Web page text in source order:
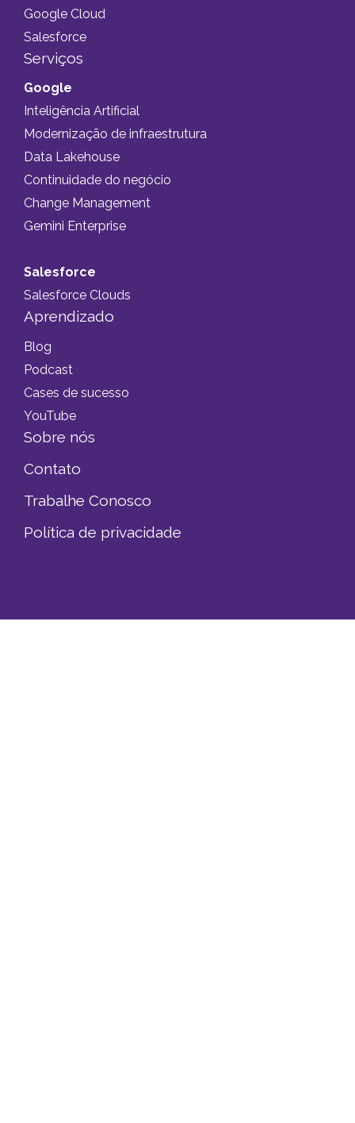
Google Cloud
Salesforce
Serviços
Google
Inteligência Artificial
Modernização de infraestrutura
Data Lakehouse
Continuidade do negócio
Change Management
Gemini Enterprise
Salesforce
Salesforce Clouds
Aprendizado
Blog
Podcast
Cases de sucesso
YouTube
Sobre nós
Contato
Trabalhe Conosco
Política de privacidade